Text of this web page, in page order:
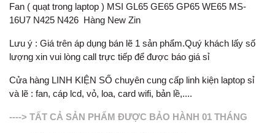
Fan ( quạt trong laptop ) MSI GL65 GE65 GP65 WE65 MS-
16U7 N425 N426 Hàng New Zin
Lưu ý : Giá trên áp dụng bán lẽ 1 sản phẩm.Quý khách lấy số
lượng xin vui lòng call trực tiếp để được báo giá sỉ
Cửa hàng LINH KIỆN SỐ chuyên cung cấp linh kiện laptop sỉ
và lẽ : fan, cáp lcd, vỏ, loa, card wifi, bản lề,....
----> TẤT CẢ SẢN PHẨM ĐƯỢC BẢO HÀNH 01 THÁNG